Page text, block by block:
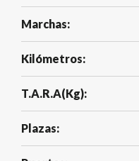
Marchas:
Kilómetros:
T.A.R.A(Kg):
Plazas: